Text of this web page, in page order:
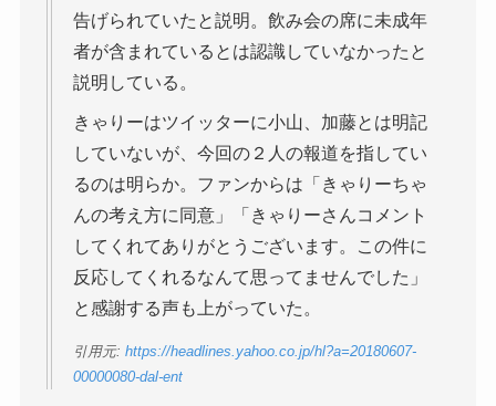
告げられていたと説明。飲み会の席に未成年
者が含まれているとは認識していなかったと
説明している。
きゃりーはツイッターに小山、加藤とは明記
していないが、今回の２人の報道を指してい
るのは明らか。ファンからは「きゃりーちゃ
んの考え方に同意」「きゃりーさんコメント
してくれてありがとうございます。この件に
反応してくれるなんて思ってませんでした」
と感謝する声も上がっていた。
引用元: https://headlines.yahoo.co.jp/hl?a=20180607-
00000080-dal-ent